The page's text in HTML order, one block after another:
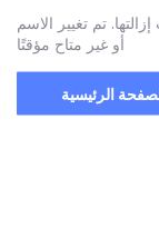
تم تغيير الاسم
أو غير متاح مؤقتًا
الرئيسية